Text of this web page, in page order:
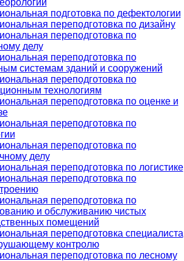
подготовка по дефектологии
переподготовка по дизайну
переподготовка по
делу
переподготовка по
системам зданий и сооружений
переподготовка по
технологиям
переподготовка по оценке и
переподготовка по
переподготовка по
делу
переподготовка по логистике
переподготовка по
переподготовка по
и обслуживанию чистых
помещений
переподготовка специалиста
контролю
переподготовка по лесному